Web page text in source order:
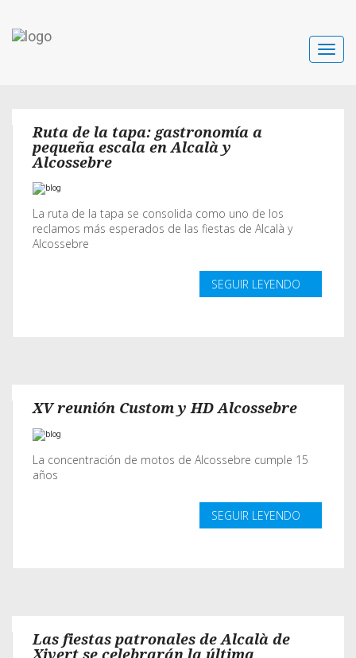
Toggle
Ruta de la tapa: gastronomía a
pequeña escala en Alcalà y
Alcossebre
La ruta de la tapa se consolida como uno de los
reclamos más esperados de las fiestas de Alcalà y
Alcossebre
SEGUIR LEYENDO
XV reunión Custom y HD Alcossebre
La concentración de motos de Alcossebre cumple 15
años
SEGUIR LEYENDO
Las fiestas patronales de Alcalà de
Xivert se celebrarán la última